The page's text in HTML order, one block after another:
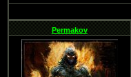
Permakov